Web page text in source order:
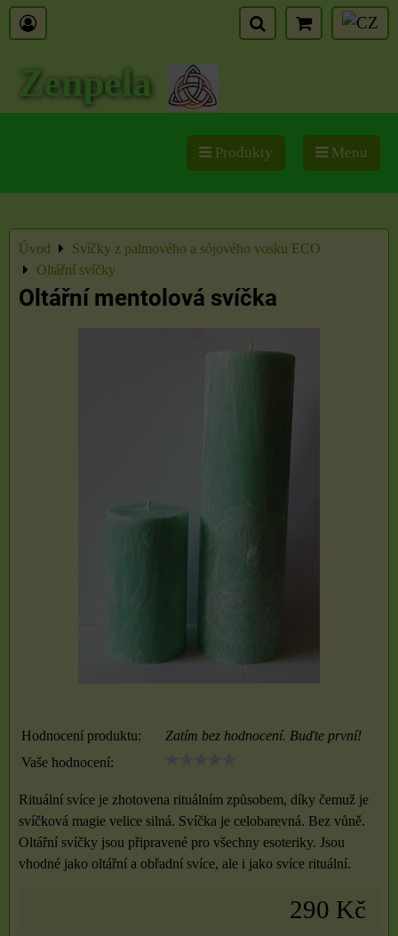
Zenpela
Produkty Menu
Úvod
Svíčky z palmového a sójového vosku ECO
Oltářní svíčky
Oltářní mentolová svíčka
Hodnocení produktu:
Zatím bez hodnocení. Buďte první!
Vaše hodnocení:
Rituální svíce je zhotovena rituálním způsobem, díky čemuž je
svíčková magie velice silná. Svíčka je celobarevná. Bez vůně.
Oltářní svíčky jsou připravené pro všechny esoteriky. Jsou
vhodné jako oltářní a obřadní svíce, ale i jako svíce rituální.
290 Kč